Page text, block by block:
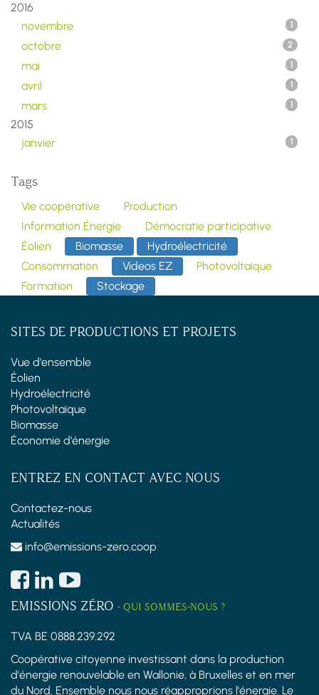
2016
novembre
1
octobre 2
mai 1
avril 1
mars 1
2015
janvier
1
Tags
Vie coopérative
Production
Information Énergie
Démocratie participative
Éolien
Biomasse
Hydroélectricité
Consommation
Videos EZ
Photovoltaïque
Formation
Stockage
SITES DE PRODUCTIONS ET PROJETS
Vue d'ensemble
Éolien
Hydroélectricité
Photovoltaïque
Biomasse
Économie d'énergie
ENTREZ EN CONTACT AVEC NOUS
Contactez-nous
Actualités
info@emissions-zero.coop
EMISSIONS ZÉRO - QUI SOMMES-NOUS ?
TVA BE 0888.239.292
Coopérative citoyenne investissant dans la production
d'énergie renouvelable en Wallonie, à Bruxelles et en mer
du Nord. Ensemble nous nous réapproprions l'énergie. Le